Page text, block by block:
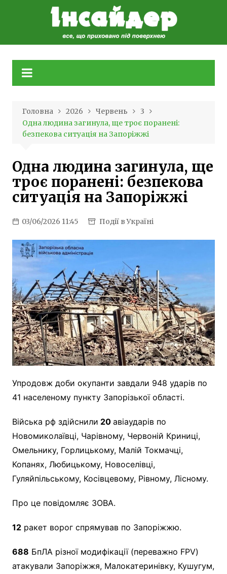
Головна 2026 Червень
3
Одна людина загинула, ще троє поранені:
безпекова ситуація на Запоріжжі
Одна людина загинула, ще
троє поранені: безпекова
ситуація на Запоріжжі
03/06/2026 11:45 Події в Україні
Упродовж доби окупанти завдали 948 ударів по
41 населеному пункту Запорізької області.
Війська рф здійснили 20 авіаударів по
Новомиколаївці, Чарівному, Червоній Криниці,
Омельнику, Горлицькому, Малій Токмачці,
Копанях, Любицькому, Новоселівці,
Гуляйпільському, Косівцевому, Рівному, Лісному.
Про це повідомляє ЗОВА.
12ракет ворог спрямував по Запоріжжю.
688 БпЛА різної модифікації (переважно FPV)
атакували Запоріжжя, Малокатеринівку, Кушугум,